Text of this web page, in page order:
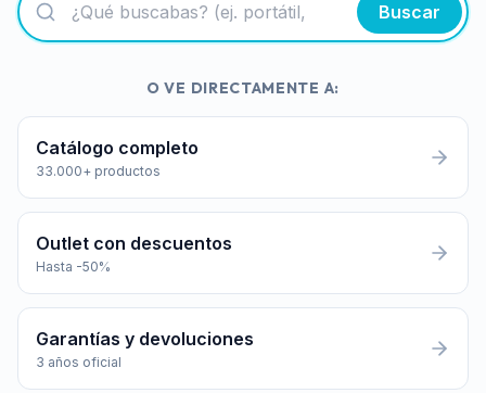
Buscar
O VE DIRECTAMENTE A:
Catálogo completo
33.000+ productos
Outlet con descuentos
Hasta -50%
Garantías y devoluciones
3 años oficial